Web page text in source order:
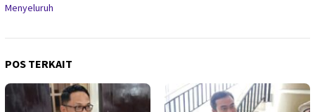
Menyeluruh
POS TERKAIT